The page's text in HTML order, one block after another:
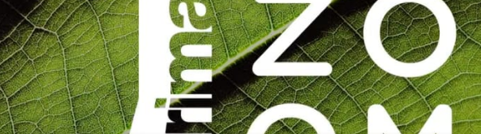
MARIE TEREZIE
NAPOLEON
BONAPARTE
BRITSKÁ
KRÁLOVSKÁ
konspirace
UFO A
MIMOZEMŠŤANÉ
UTAJENÉ PŘÍBĚHY
ČESKÝCH DĚJIN
FILMY
REALITA
HORORY
REALITA
OPTICKÉ